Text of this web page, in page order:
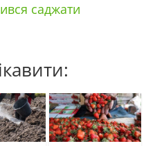
саджати